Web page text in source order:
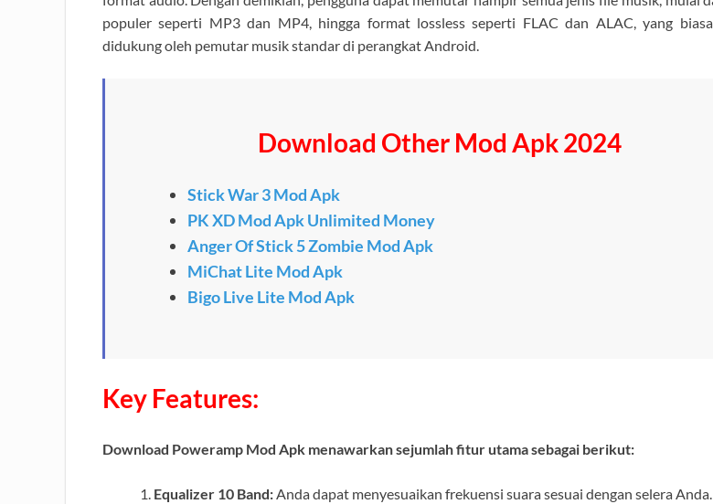
populer seperti MP3 dan MP4, hingga format lossless seperti FLAC dan ALAC, yang
didukung oleh pemutar musik standar di perangkat Android.
Download Other Mod Apk 2024
Stick War 3 Mod Apk
PK XD Mod Apk Unlimited Money
Anger Of Stick 5 Zombie Mod Apk
MiChat Lite Mod Apk
Bigo Live Lite Mod Apk
Key Features:
Download Poweramp Mod Apk menawarkan sejumlah fitur utama sebagai berikut:
Equalizer 10 Band:Anda dapat menyesuaikan frekuensi suara sesuai dengan selera Anda.